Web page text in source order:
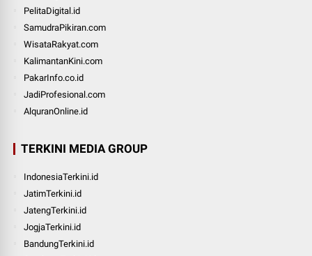
PelitaDigital.id
SamudraPikiran.com
WisataRakyat.com
KalimantanKini.com
PakarInfo.co.id
JadiProfesional.com
AlquranOnline.id
TERKINI MEDIA GROUP
IndonesiaTerkini.id
JatimTerkini.id
JatengTerkini.id
JogjaTerkini.id
BandungTerkini.id